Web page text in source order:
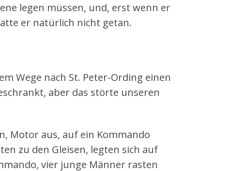
legen müssen, und, erst wenn er
er natürlich nicht getan.
Wege nach St. Peter-Ording einen
aber das störte unseren
Motor aus, auf ein Kommando
zu den Gleisen, legten sich auf
vier junge Männer rasten